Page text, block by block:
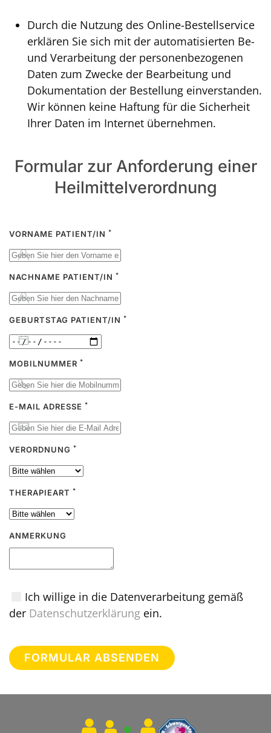
Durch die Nutzung des Online-Bestellservice
erklären Sie sich mit der automatisierten Be-
und Verarbeitung der personenbezogenen
Daten zum Zwecke der Bearbeitung und
Dokumentation der Bestellung einverstanden.
Wir können keine Haftung für die Sicherheit
Ihrer Daten im Internet übernehmen.
Formular zur Anforderung einer
Heilmittelverordnung
VORNAME PATIENT/IN *
NACHNAME PATIENT/IN *
GEBURTSTAG PATIENT/IN *
MOBILNUMMER *
E-MAIL ADRESSE *
VERORDNUNG *
THERAPIEART *
ANMERKUNG
Ich willige in die Datenverarbeitung gemäß
der Datenschutzerklärung ein.
FORMULAR ABSENDEN